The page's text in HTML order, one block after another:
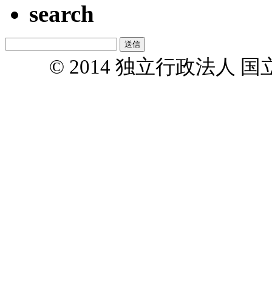
search
© 2014 独立行政法人 国